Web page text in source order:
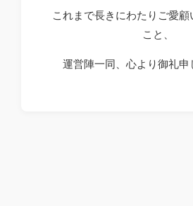
これまで長きにわたりご愛
こと、
運営陣一同、心より御礼申